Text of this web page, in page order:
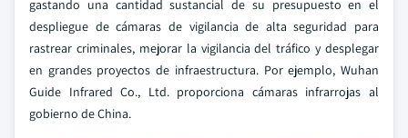
gastando una cantidad sustancial de su presupuesto en el
despliegue de cámaras de vigilancia de alta seguridad para
rastrear criminales, mejorar la vigilancia del tráfico y desplegar
en grandes proyectos de infraestructura. Por ejemplo, Wuhan
Guide Infrared Co., Ltd. proporciona cámaras infrarrojas al
gobierno de China.